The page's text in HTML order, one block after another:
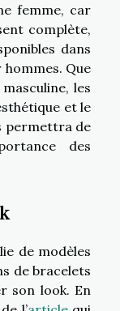
femme, car
complète,
dans
Que
les
et le
permettra de
des
de modèles
de bracelets
son look. En